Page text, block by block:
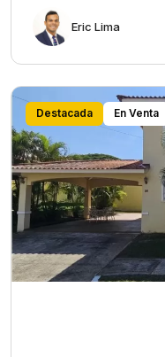
Eric Lima
Destacada En Venta